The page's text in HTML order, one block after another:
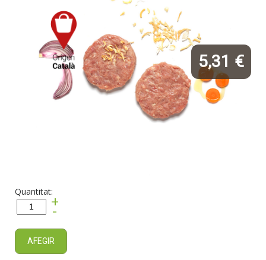
5,31 €
Quantitat:
+
-
AFEGIR